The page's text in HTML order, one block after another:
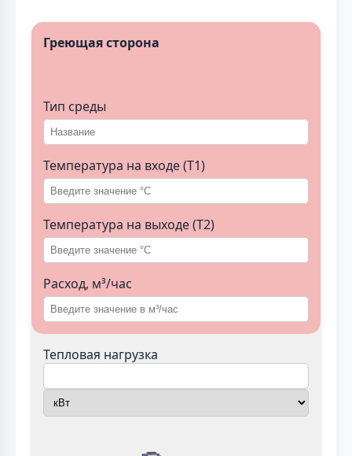
Греющая сторона
Тип среды
Температура на входе (T1)
Температура на выходе (T2)
Расход, м³/час
Тепловая нагрузка